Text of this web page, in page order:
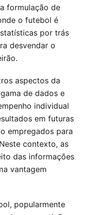
formulação de
o futebol é
por trás
desvendar o
aspectos da
de dados e
individual
em futuras
empregados para
contexto, as
das informações
vantagem
popularmente